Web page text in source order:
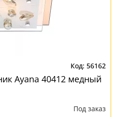
56162
Ayana 40412 медный
Под заказ